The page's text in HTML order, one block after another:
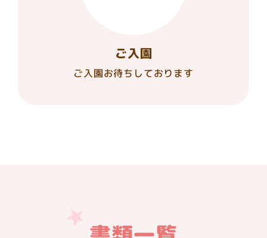
ご入園
ご入園お待ちしております